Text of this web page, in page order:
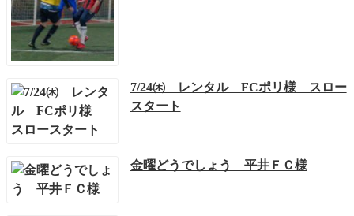
7/24㈭ レンタル FCポリ様 スロー
スタート
金曜どうでしょう 平井ＦＣ様